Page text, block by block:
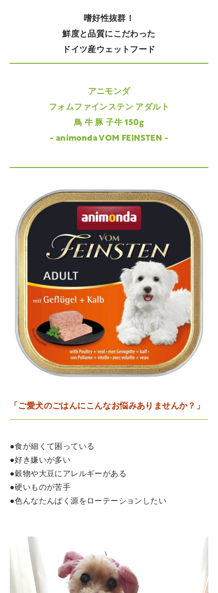
嗜好性抜群！
鮮度と品質にこだわった
ドイツ産ウェットフード
アニモンダ
フォムファインステン アダルト
鳥 牛 豚 子牛 150g
- animonda VOM FEINSTEN -
「ご愛犬のごはんにこんなお悩みありませんか？」
●食が細くて困っている
●好き嫌いが多い
●穀物や大豆にアレルギーがある
●硬いものが苦手
●色んなたんぱく源をローテーションしたい